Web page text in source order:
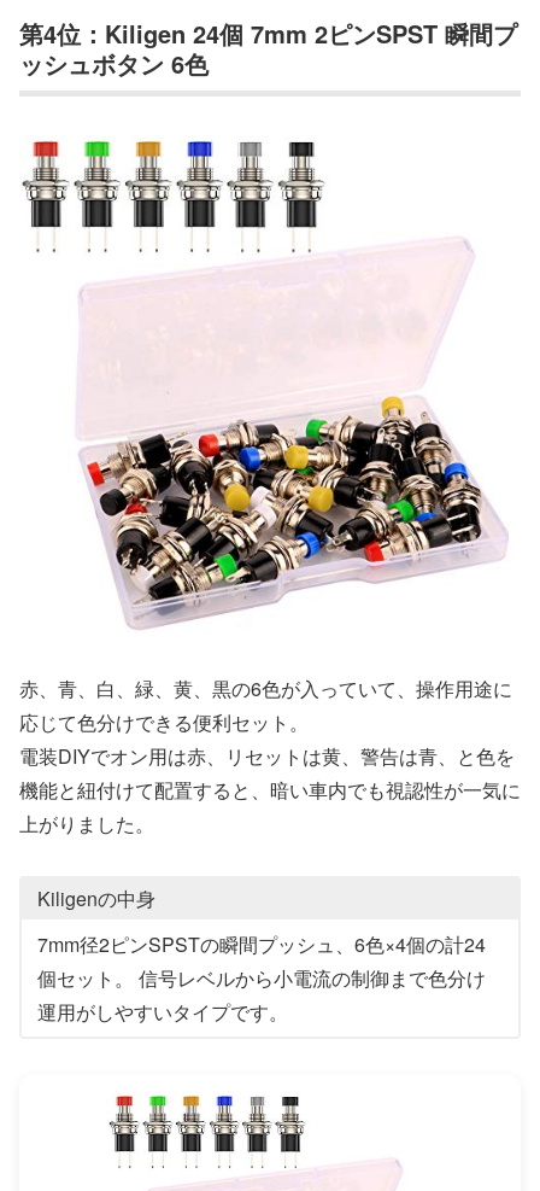
第4位：Kiligen 24個 7mm 2ピンSPST 瞬間プ
ッシュボタン 6色
赤、青、白、緑、黄、黒の6色が入っていて、操作用途に
応じて色分けできる便利セット。
電装DIYでオン用は赤、リセットは黄、警告は青、と色を
機能と紐付けて配置すると、暗い車内でも視認性が一気に
上がりました。
Kiligenの中身
7mm径2ピンSPSTの瞬間プッシュ、6色×4個の計24
個セット。 信号レベルから小電流の制御まで色分け
運用がしやすいタイプです。